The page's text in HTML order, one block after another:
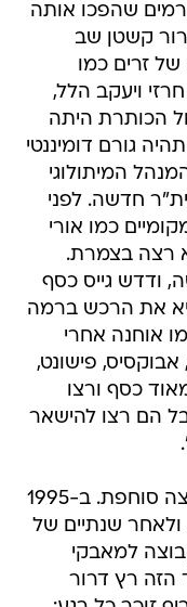
שהפכו אותה
קשטן שב
זרים כמו
ויעקב הלל,
הכותרת היתה
גורם דומיננטי
המיתולוגי
חדשה. לפני
כמו אורי
רצה בצמרת.
חדשה, ודדש גייס כסף
את הרכש ברמה
אוחנה אחרי
פישונט,
כסף ורצו
הם רצו להישאר
בית"ר צברה עוצמה והפכה לקבוצה סוחפת. ב-1995
שנתיים של
למאבקי
על השלד הזה רץ דרור